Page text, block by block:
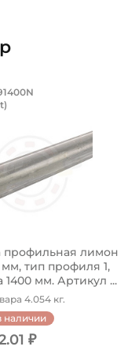
41х48 мм,
лимон,
профильная
профильная
профильная лимон
мм, тип профиля 1,
1400 мм. Артикул ...
4.054 кг.
наличии
₽